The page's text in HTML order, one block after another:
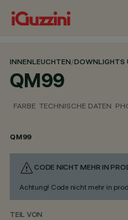
INNENLEUCHTEN/DOWNLIGHTS
QM99
FARBE TECHNISCHE DATEN
QM99
CODE NICHT MEHR IN
Achtung! Code nicht mehr in
TEIL VON